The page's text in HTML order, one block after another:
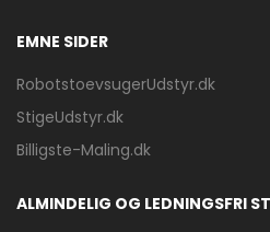
EMNE SIDER
RobotstoevsugerUdstyr.dk
StigeUdstyr.dk
Billigste-Maling.dk
ALMINDELIG OG LEDNINGSFRI